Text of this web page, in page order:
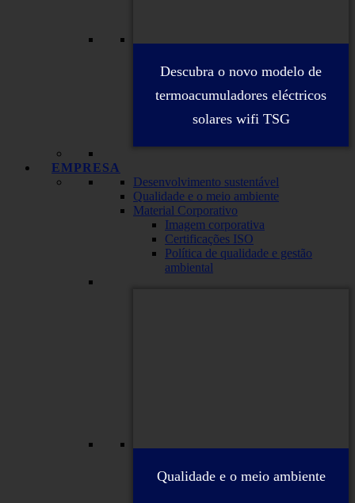
Descubra o novo modelo de
termoacumuladores eléctricos
solares wifi TSG
EMPRESA
Desenvolvimento sustentável
Qualidade e o meio ambiente
Material Corporativo
Imagem corporativa
Certificações ISO
Política de qualidade e gestão
ambiental
Qualidade e o meio ambiente